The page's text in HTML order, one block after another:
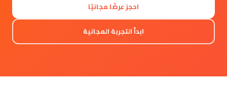
احجز عرضًا مجانيًا
ابدأ التجربة المجانية